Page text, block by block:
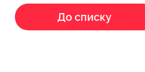
До списку